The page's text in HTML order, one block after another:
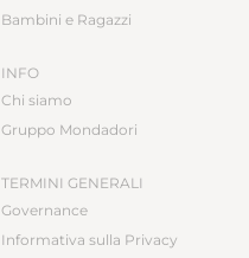
Bambini e Ragazzi
INFO
Chi siamo
Gruppo Mondadori
TERMINI GENERALI
Governance
Informativa sulla Privacy